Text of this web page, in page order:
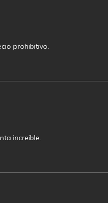
prohibitivo.
increible.